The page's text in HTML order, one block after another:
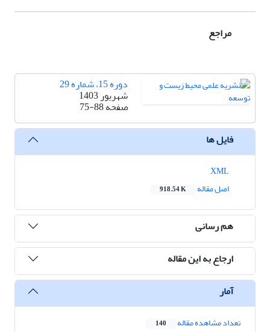
مراجع
دوره 15، شماره 29
شهریور 1403
صفحه75-88
فایل ها
اصل مقاله
918.54 K
هم رسانی
ارجاع به این مقاله
آمار
تعداد مشاهده مقاله 140